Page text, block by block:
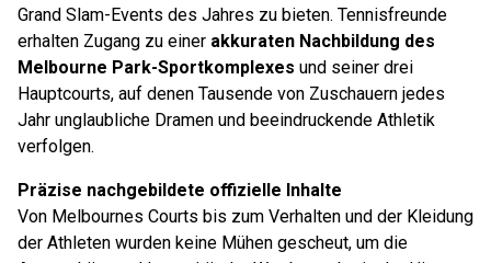
Grand Slam-Events des Jahres zu bieten. Tennisfreunde
erhalten Zugang zu einer akkuraten Nachbildung des
Melbourne Park-Sportkomplexes und seiner drei
Hauptcourts, auf denen Tausende von Zuschauern jedes
Jahr unglaubliche Dramen und beeindruckende Athletik
verfolgen.
Präzise nachgebildete offizielle Inhalte
Von Melbournes Courts bis zum Verhalten und der Kleidung
der Athleten wurden keine Mühen gescheut, um die